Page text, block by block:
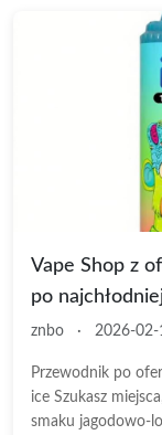
Vape Shop z
po
znbo · 2026-02-
Przewodnik po
ice Szukasz
smaku jagodowo-